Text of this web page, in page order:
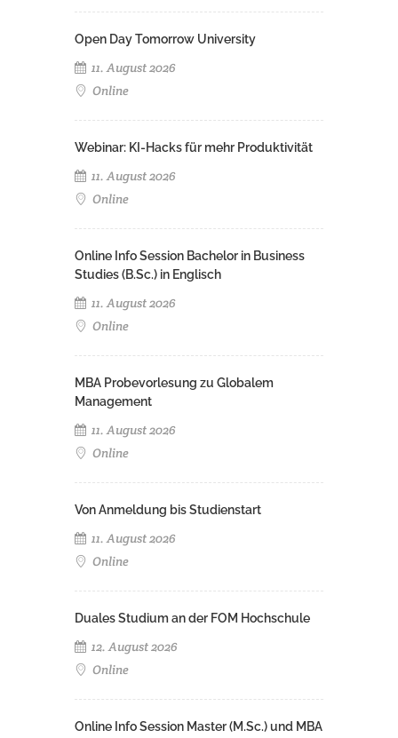
Open Day Tomorrow University
11. August 2026
Online
Webinar: KI-Hacks für mehr Produktivität
11. August 2026
Online
Online Info Session Bachelor in Business
Studies (B.Sc.) in Englisch
11. August 2026
Online
MBA Probevorlesung zu Globalem
Management
11. August 2026
Online
Von Anmeldung bis Studienstart
11. August 2026
Online
Duales Studium an der FOM Hochschule
12. August 2026
Online
Online Info Session Master (M.Sc.) und MBA